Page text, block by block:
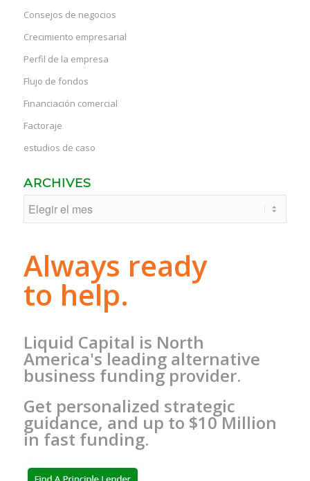
Consejos de negocios
Crecimiento empresarial
Perfil de la empresa
Flujo de fondos
Financiación comercial
Factoraje
estudios de caso
ARCHIVES
Always ready
to help.
Liquid Capital is North
America's leading alternative
business funding provider.
Get personalized strategic
guidance, and up to $10 Million
in fast funding.